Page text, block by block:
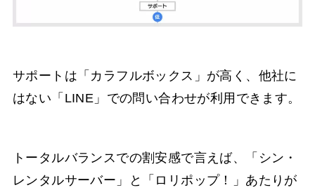
サポートは「カラフルボックス」が高く、他社に
はない「LINE」での問い合わせが利用できます。
トータルバランスでの割安感で言えば、「シン・
レンタルサーバー」と「ロリポップ！」あたりが